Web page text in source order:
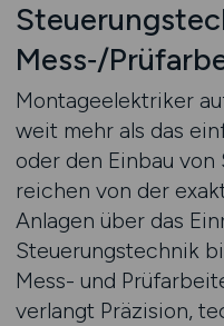
Mess‑/
Montageelektriker
weit mehr als das
oder den Einbau
reichen von der
Anlagen über das
Steuerungstechnik
Mess- und
verlangt Präzision,